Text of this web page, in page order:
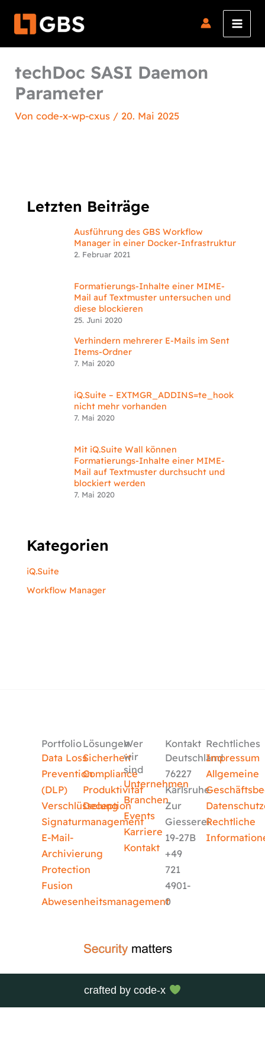
Inhalt
techDoc SASI Daemon
Parameter
Voncode-x-wp-cxus / 20. Mai 2025
Letzten Beiträge
Ausführung des GBS Workflow
Manager in einer Docker-Infrastruktur
2. Februar 2021
Formatierungs-Inhalte einer MIME-
Mail auf Textmuster untersuchen und
diese blockieren
25. Juni 2020
Verhindern mehrerer E-Mails im Sent
Items-Ordner
7. Mai 2020
iQ.Suite – EXTMGR_ADDINS=te_hook
nicht mehr vorhanden
7. Mai 2020
Mit iQ.Suite Wall können
Formatierungs-Inhalte einer MIME-
Mail auf Textmuster durchsucht und
blockiert werden
7. Mai 2020
Kategorien
iQ.Suite
Workflow Manager
Portfolio
Data Loss
Prevention
(DLP)
Verschlüsselung
Signaturmanagement
E-Mail-
Archivierung
Protection
Fusion
Abwesenheitsmanagement
Lösungen
Sicherheit
Compliance
Produktivität
Deception
Wer
wir
sind
Unternehmen
Branchen
Events
Karriere
Kontakt
Kontakt
Deutschland
76227
Karlsruhe
Zur
Giesserei
19-27B
+49
721
4901-
0
Rechtliches
Impressum
Allgemeine
Rechtliche
crafted bycode-x